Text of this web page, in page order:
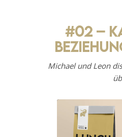
#02 –
Michael und Leon